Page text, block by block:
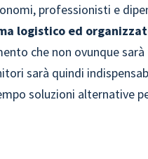
professionisti e
logistico ed
che non ovunque
sarà quindi
soluzioni alternative